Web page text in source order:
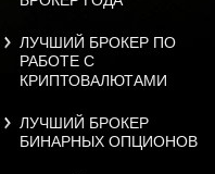
ЛУЧШИЙ БРОКЕР ПО
РАБОТЕ С
КРИПТОВАЛЮТАМИ
ЛУЧШИЙ БРОКЕР
БИНАРНЫХ ОПЦИОНОВ